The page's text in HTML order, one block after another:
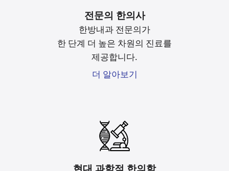
전문의 한의사
한방내과 전문의가
한 단계 더 높은 차원의 진료를
제공합니다.
더 알아보기
현대 과학적 한의학